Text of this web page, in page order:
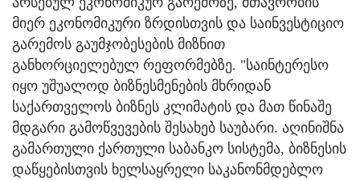
მიერ ეკონომიკური ზრდისთვის და საინვესტიციო
გარემოს გაუმჯობესების მიზნით
განხორციელებულ რეფორმებზე. "საინტერესო
იყო უშუალოდ ბიზნესმენების მხრიდან
საქართველოს ბიზნეს კლიმატის და მათ წინაშე
მდგარი გამოწვევების შესახებ საუბარი. აღინიშნა
გამართული ქართული საბანკო სისტემა, ბიზნესის
დაწყებისთვის ხელსაყრელი საკანონმდებლო